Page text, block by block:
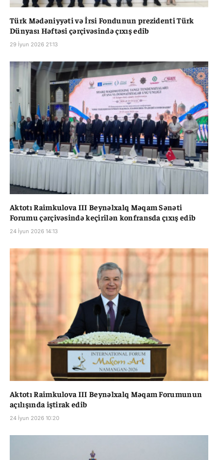
Türk Mədəniyyəti və İrsi Fondunun prezidenti Türk
Dünyası Həftəsi çərçivəsində çıxış edib
29 İyun 2026 21:13
Aktotı Raimkulova III Beynəlxalq Məqam Sənəti
Forumu çərçivəsində keçirilən konfransda çıxış edib
24 İyun 2026 14:13
Aktotı Raimkulova III Beynəlxalq Məqam Forumunun
açılışında iştirak edib
24 İyun 2026 10:20